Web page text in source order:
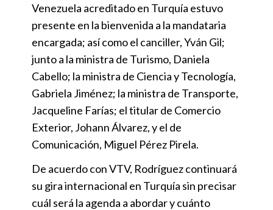
Venezuela acreditado en Turquía estuvo
presente en la bienvenida a la mandataria
encargada; así como el canciller, Yván Gil;
junto a la ministra de Turismo, Daniela
Cabello; la ministra de Ciencia y Tecnología,
Gabriela Jiménez; la ministra de Transporte,
Jacqueline Farías; el titular de Comercio
Exterior, Johann Álvarez, y el de
Comunicación, Miguel Pérez Pirela.
De acuerdo con VTV, Rodríguez continuará
su gira internacional en Turquía sin precisar
cuál será la agenda a abordar y cuánto